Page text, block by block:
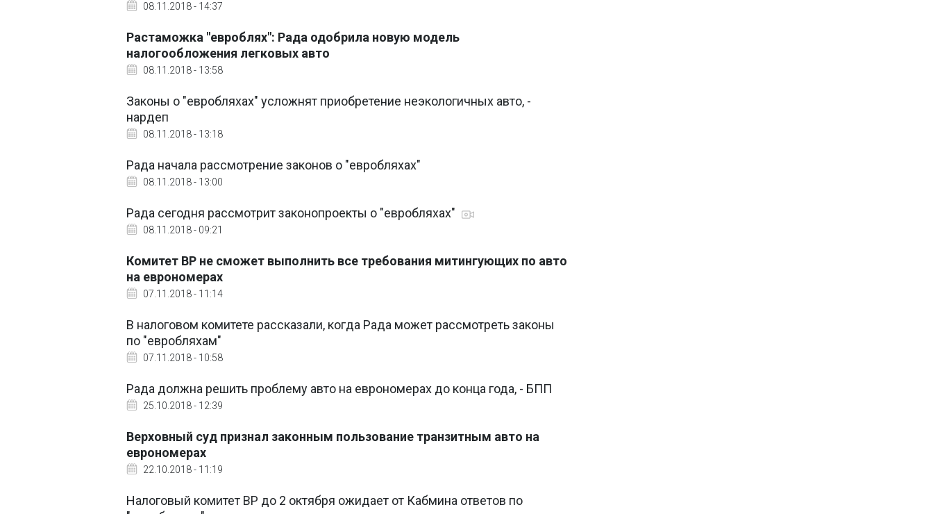
08.11.2018 - 14:37
Растаможка "евроблях": Рада одобрила новую модель
налогообложения легковых авто
08.11.2018 - 13:58
Законы о "евробляхах" усложнят приобретение неэкологичных авто, -
нардеп
08.11.2018 - 13:18
Рада начала рассмотрение законов о "евробляхах"
08.11.2018 - 13:00
Рада сегодня рассмотрит законопроекты о "евробляхах"
08.11.2018 - 09:21
Комитет ВР не сможет выполнить все требования митингующих по авто
на еврономерах
07.11.2018 - 11:14
В налоговом комитете рассказали, когда Рада может рассмотреть законы
по "евробляхам"
07.11.2018 - 10:58
Рада должна решить проблему авто на еврономерах до конца года, - БПП
25.10.2018 - 12:39
Верховный суд признал законным пользование транзитным авто на
еврономерах
22.10.2018 - 11:19
Налоговый комитет ВР до 2 октября ожидает от Кабмина ответов по